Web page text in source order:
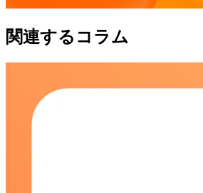
関連するコラム